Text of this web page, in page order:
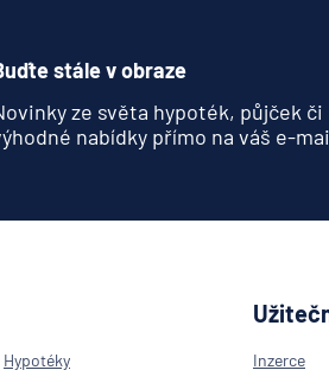
stále v obraze
ze světa hypoték, půjček či
nabídky přímo na váš e-
Hypotéky
Inzerce